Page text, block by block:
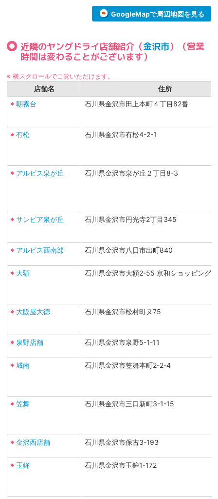
GoogleMapで周辺地図を見る
近隣のヤングドライ店舗紹介（金沢市）（営業
時間は変わることがございます）
※ 横スクロールでご覧いただけます。
店舗名
住所
朝霧台
石川県金沢市田上本町４丁目82番
有松 石川県金沢市有松4-2-1
アルビス泉が丘 石川県金沢市泉が丘２丁目8-3
サンピア泉が丘 石川県金沢市円光寺2丁目345
アルビス西南部 石川県金沢市八日市出町840
大額 石川県金沢市大額2-55 京和ショッピング
大阪屋大徳 石川県金沢市松村町ヌ75
泉野店舗 石川県金沢市泉野5-1-11
城南 石川県金沢市笠舞本町2-2-4
笠舞 石川県金沢市三口新町3-1-15
金沢西店舗 石川県金沢市保古3-193
玉鉾 石川県金沢市玉鉾1-172